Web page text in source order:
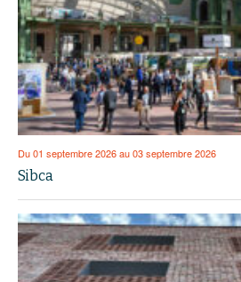
Du 01 septembre 2026 au 03 septembre 2026
Sibca